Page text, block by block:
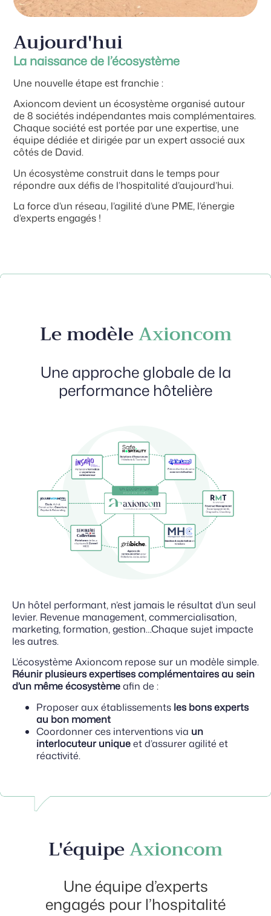
Aujourd'hui
La naissance de l’écosystème
Une nouvelle étape est franchie :
Axioncom devient un écosystème organisé autour
de 8 sociétés indépendantes mais complémentaires.
Chaque société est portée par une expertise, une
équipe dédiée et dirigée par un expert associé aux
côtés de David.
Un écosystème construit dans le temps pour
répondre aux défis de l’hospitalité d’aujourd’hui.
La force d’un réseau, l’agilité d’une PME, l’énergie
d’experts engagés !
Le modèleAxioncom
Une approche globale de la
performance hôtelière
Un hôtel performant, n’est jamais le résultat d’un seul
levier. Revenue management, commercialisation,
marketing, formation, gestion…Chaque sujet impacte
les autres.
L’écosystème Axioncom repose sur un modèle simple.
Réunir plusieurs expertises complémentaires au sein
d’un même écosystèmeafin de :
Proposer aux établissements les bons experts
au bon moment
Coordonner ces interventions via un
interlocuteur uniqueet d’assurer agilité et
réactivité.
L'équipeAxioncom
Une équipe d’experts
engagés pour l’hospitalité